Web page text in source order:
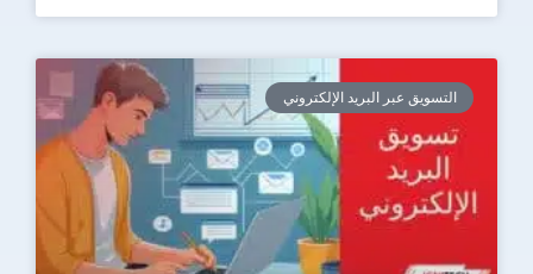
التسويق عبر البريد الإلكتروني